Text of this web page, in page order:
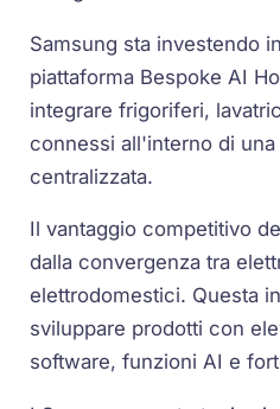
Samsung sta investendo
piattaforma Bespoke AI
integrare frigoriferi,
connessi all'interno di
centralizzata.
Il vantaggio competitivo
dalla convergenza tra
elettrodomestici. Questa
sviluppare prodotti con
software, funzioni AI e